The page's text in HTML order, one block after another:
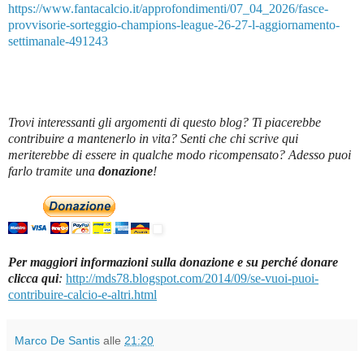
https://www.fantacalcio.it/approfondimenti/07_04_2026/fasce-
provvisorie-sorteggio-champions-league-26-27-l-aggiornamento-
settimanale-491243
Trovi interessanti gli argomenti di questo blog? Ti piacerebbe
contribuire a mantenerlo in vita? Senti che chi scrive qui
meriterebbe di essere in qualche modo ricompensato? Adesso puoi
farlo tramite una donazione!
Per maggiori informazioni sulla donazione e su perché donare
clicca qui: http://mds78.blogspot.com/2014/09/se-vuoi-puoi-
contribuire-calcio-e-altri.html
Marco De Santis alle 21:20